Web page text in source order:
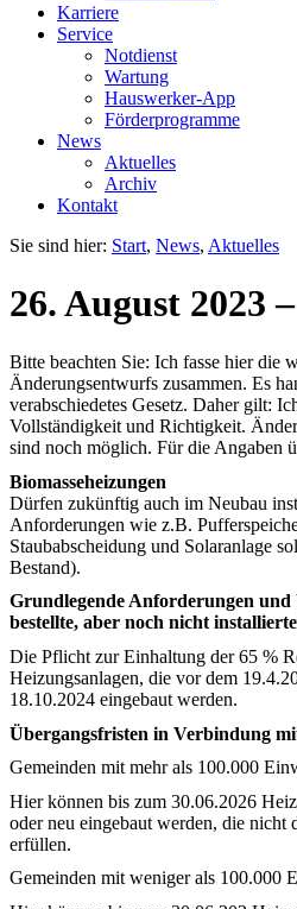
Karriere
Service
Notdienst
Wartung
Hauswerker-App
Förderprogramme
News
Aktuelles
Archiv
Kontakt
Sie sind hier: Start, News, Aktuelles
26. August 2023 –
Bitte beachten Sie: Ich fasse hier die
Änderungsentwurfs zusammen. Es
verabschiedetes Gesetz. Daher gilt:
Vollständigkeit und Richtigkeit.
sind noch möglich. Für die Angaben
Biomasseheizungen
Dürfen zukünftig auch im Neubau
Anforderungen wie z.B.
Staubabscheidung und Solaranlage
Bestand).
Grundlegende Anforderungen
bestellte, aber noch nicht
Die Pflicht zur Einhaltung der 65 %
Heizungsanlagen, die vor dem
18.10.2024 eingebaut werden.
Übergangsfristen in Verbindung
Gemeinden mit mehr als 100.000
Hier können bis zum 30.06.2026
oder neu eingebaut werden, die
erfüllen.
Gemeinden mit weniger als 100.000